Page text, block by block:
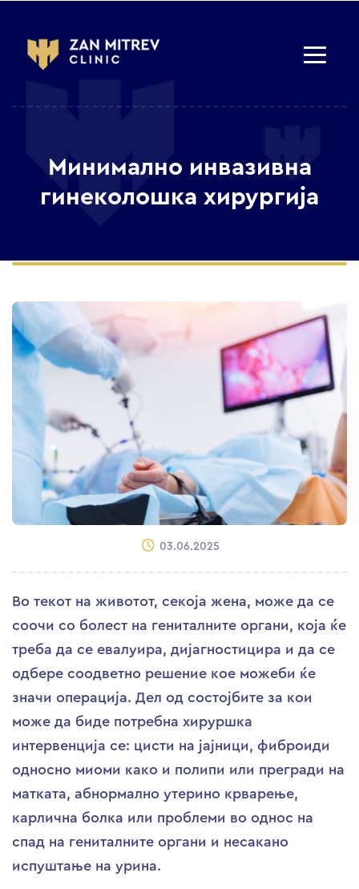
Mинимално инвазивна
гинеколошка хирургија
03.06.2025
Во текот на животот, секоја жена, може да се
соочи со болест на гениталните органи, која ќе
треба да се евалуира, дијагностицира и да се
одбере соодветно решение кое можеби ќе
значи операција. Дел од состојбите за кои
може да биде потребна хируршка
интервенција се: цисти на јајници, фиброиди
односно миоми како и полипи или прегради на
матката, абнормално утерино крварење,
карлична болка или проблеми во однос на
спад на гениталните органи и несакано
испуштање на урина.